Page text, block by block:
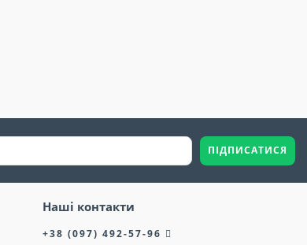
ПІДПИСАТИСЯ
Наші контакти
+38 (097) 492-57-96